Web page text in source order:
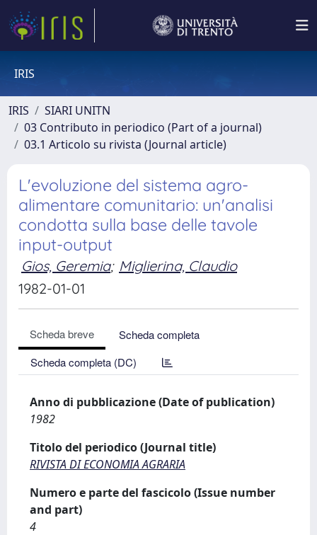
IRIS
IRIS
SIARI UNITN
03 Contributo in periodico (Part of a journal)
03.1 Articolo su rivista (Journal article)
L'evoluzione del sistema agro-
alimentare comunitario: un'analisi
condotta sulla base delle tavole
input-output
Gios, Geremia; Miglierina, Claudio
1982-01-01
Scheda breve
Scheda completa
Scheda completa (DC)
Anno di pubblicazione (Date of publication)
1982
Titolo del periodico (Journal title)
RIVISTA DI ECONOMIA AGRARIA
Numero e parte del fascicolo (Issue number
and part)
4